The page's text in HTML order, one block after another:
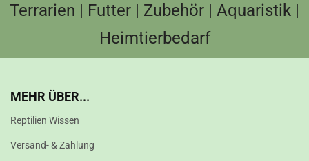
Terrarien | Futter | Zubehör | Aquaristik |
Heimtierbedarf
MEHR ÜBER...
Reptilien Wissen
Versand- & Zahlung